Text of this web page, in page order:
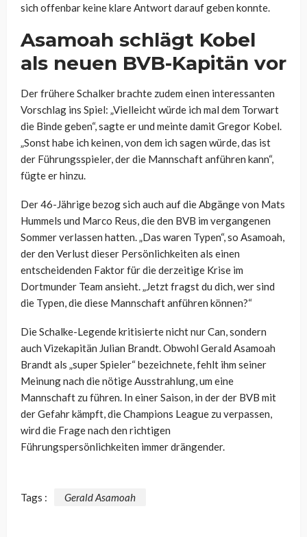
sich offenbar keine klare Antwort darauf geben konnte.
Asamoah schlägt Kobel
als neuen BVB-Kapitän vor
Der frühere Schalker brachte zudem einen interessanten
Vorschlag ins Spiel: „Vielleicht würde ich mal dem Torwart
die Binde geben“, sagte er und meinte damit Gregor Kobel.
„Sonst habe ich keinen, von dem ich sagen würde, das ist
der Führungsspieler, der die Mannschaft anführen kann“,
fügte er hinzu.
Der 46-Jährige bezog sich auch auf die Abgänge von Mats
Hummels und Marco Reus, die den BVB im vergangenen
Sommer verlassen hatten. „Das waren Typen“, so Asamoah,
der den Verlust dieser Persönlichkeiten als einen
entscheidenden Faktor für die derzeitige Krise im
Dortmunder Team ansieht. „Jetzt fragst du dich, wer sind
die Typen, die diese Mannschaft anführen können?“
Die Schalke-Legende kritisierte nicht nur Can, sondern
auch Vizekapitän Julian Brandt. Obwohl Gerald Asamoah
Brandt als „super Spieler“ bezeichnete, fehlt ihm seiner
Meinung nach die nötige Ausstrahlung, um eine
Mannschaft zu führen. In einer Saison, in der der BVB mit
der Gefahr kämpft, die Champions League zu verpassen,
wird die Frage nach den richtigen
Führungspersönlichkeiten immer drängender.
Tags : Gerald Asamoah